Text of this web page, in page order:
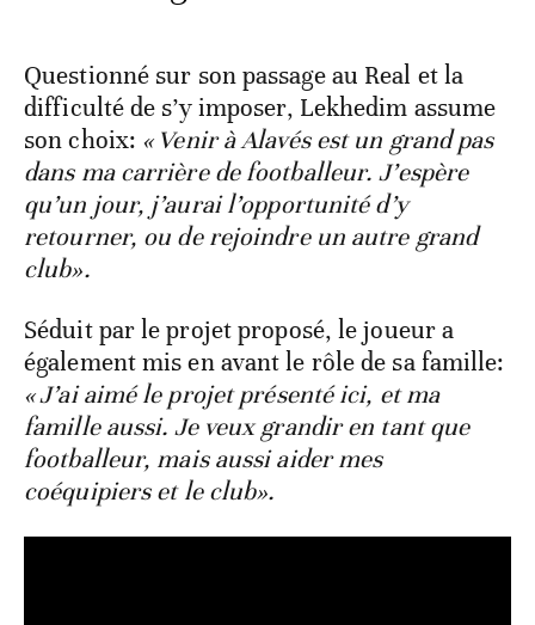
Questionné sur son passage au Real et la
difficulté de s’y imposer, Lekhedim assume
son choix: « Venir à Alavés est un grand pas
dans ma carrière de footballeur. J’espère
qu’un jour, j’aurai l’opportunité d’y
retourner, ou de rejoindre un autre grand
club».
Séduit par le projet proposé, le joueur a
également mis en avant le rôle de sa famille:
« J’ai aimé le projet présenté ici, et ma
famille aussi. Je veux grandir en tant que
footballeur, mais aussi aider mes
coéquipiers et le club».